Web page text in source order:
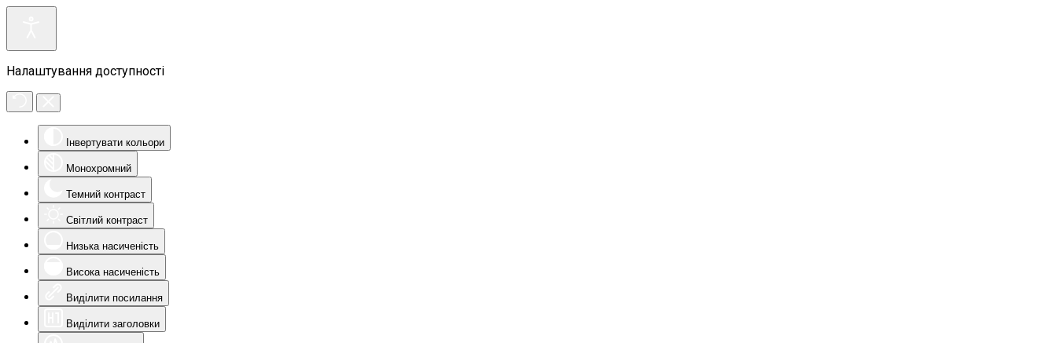
Налаштування доступності
Інвертувати кольори
Монохромний
Темний контраст
Світлий контраст
Низька насиченість
Висока насиченість
Виділити посилання
Виділити заголовки